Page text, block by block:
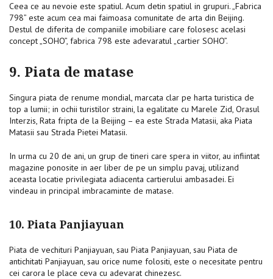
Ceea ce au nevoie este spatiul. Acum detin spatiul in grupuri. „Fabrica
798” este acum cea mai faimoasa comunitate de arta din Beijing.
Destul de diferita de companiile imobiliare care folosesc acelasi
concept „SOHO”, fabrica 798 este adevaratul „cartier SOHO”.
9. Piata de matase
Singura piata de renume mondial, marcata clar pe harta turistica de
top a lumii; in ochii turistilor straini, la egalitate cu Marele Zid, Orasul
Interzis, Rata fripta de la Beijing – ea este Strada Matasii, aka Piata
Matasii sau Strada Pietei Matasii.
In urma cu 20 de ani, un grup de tineri care spera in viitor, au infiintat
magazine ponosite in aer liber de pe un simplu pavaj, utilizand
aceasta locatie privilegiata adiacenta cartierului ambasadei. Ei
vindeau in principal imbracaminte de matase.
10. Piata Panjiayuan
Piata de vechituri Panjiayuan, sau Piata Panjiayuan, sau Piata de
antichitati Panjiayuan, sau orice nume folositi, este o necesitate pentru
cei carora le place ceva cu adevarat chinezesc.